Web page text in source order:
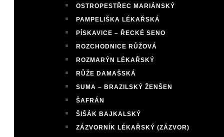
OSTROPESTŘEC MARIÁNSKÝ
PAMPELIŠKA LÉKAŘSKÁ
PÍSKAVICE – ŘECKÉ SENO
ROZCHODNICE RŮŽOVÁ
ROZMARÝN LÉKAŘSKÝ
RŮŽE DAMAŠSKÁ
SUMA – BRAZILSKÝ ŽENŠEN
ŠAFRÁN
ŠIŠÁK BAJKALSKÝ
ZÁZVORNÍK LÉKAŘSKÝ (ZÁZVOR)